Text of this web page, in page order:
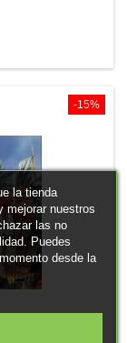
dentro de la
de línea, reforzar
relacionados
-15%
la tienda
mejorar nuestros
las no
Puedes
desde la